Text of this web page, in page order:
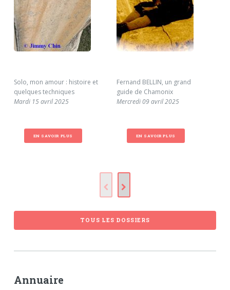
Solo, mon amour : histoire et
quelques techniques
Mardi 15 avril 2025
EN SAVOIR PLUS
Fernand BELLIN, un grand
guide de Chamonix
Mercredi 09 avril 2025
EN SAVOIR PLUS
TOUS LES DOSSIERS
Annuaire